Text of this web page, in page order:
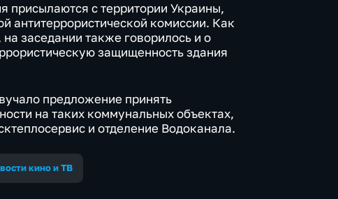
присылаются с территории Украины,
антитеррористической комиссии. Как
на заседании также говорилось и о
защищенность здания
предложение принять
на таких коммунальных объектах,
и отделение Водоканала.
кино и ТВ